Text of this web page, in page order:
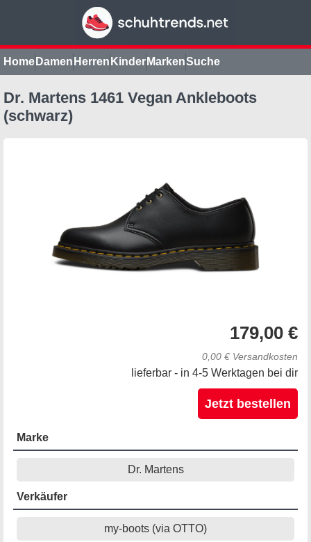
Home Damen Herren Kinder MarkenSuche
Dr. Martens 1461 Vegan Ankleboots
(schwarz)
179,00 €
0,00 € Versandkosten
lieferbar - in 4-5 Werktagen bei dir
Jetzt bestellen
Marke
Dr. Martens
Verkäufer
my-boots (via OTTO)